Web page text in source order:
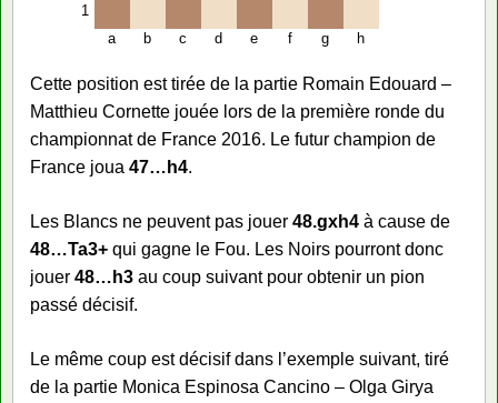
1
a
b c d e f g h
Cette position est tirée de la partie Romain Edouard –
Matthieu Cornette jouée lors de la première ronde du
championnat de France 2016. Le futur champion de
France joua 47…h4.
Les Blancs ne peuvent pas jouer 48.gxh4 à cause de
48…Ta3+ qui gagne le Fou. Les Noirs pourront donc
jouer 48…h3 au coup suivant pour obtenir un pion
passé décisif.
Le même coup est décisif dans l’exemple suivant, tiré
de la partie Monica Espinosa Cancino – Olga Girya